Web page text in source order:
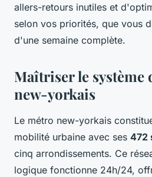
allers-retours inutiles et
selon vos priorités, que vous
d'une semaine complète.
Maîtriser le système
new-yorkais
Le métro new-yorkais
mobilité urbaine avec ses 472
cinq arrondissements. Ce
logique fonctionne 24h/24,